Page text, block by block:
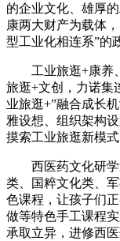
的企业文化、雄厚
康两大财产为载体
型工业化相连系”的
工业旅逛+康养、
旅逛+文创，力诺集
业旅逛+”融合成长
雅设想、组织架构
摸索工业旅逛新模式
西医药文化研学
类、国粹文化类、
色课程，让孩子们
做等特色手工课程
承取立异，进修西